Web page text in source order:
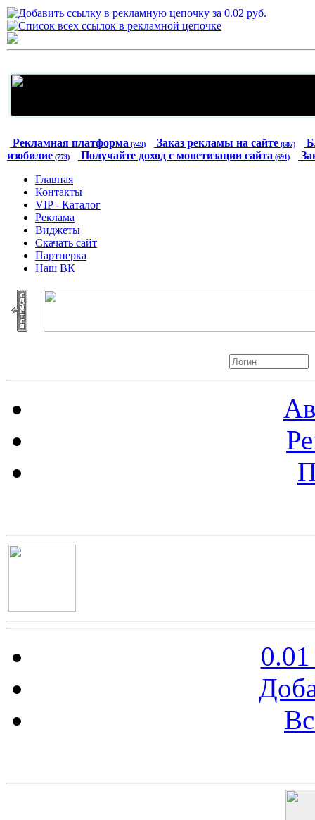
Рекламная платформа (749) Заказ рекламы на сайте (687)
изобилие (779) Получайте доход с монетизации сайта (691)
Главная
Контакты
VIP - Каталог
Реклама
Виджеты
Скачать сайт
Партнерка
Наш ВК